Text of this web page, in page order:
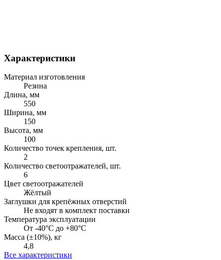
Характеристики
Материал изготовления
Резина
Длина, мм
550
Ширина, мм
150
Высота, мм
100
Количество точек крепления, шт.
2
Количество светоотражателей, шт.
6
Цвет светоотражателей
Жёлтый
Заглушки для крепёжных отверстий
Не входят в комплект поставки
Температура эксплуатации
От -40°C до +80°C
Масса (±10%), кг
4,8
Все характеристики